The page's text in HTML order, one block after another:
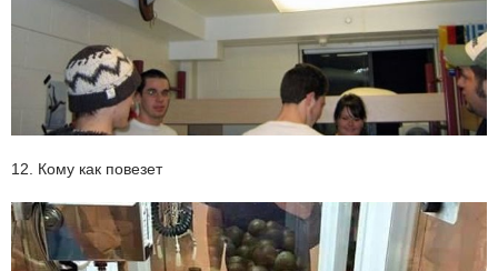
12. Кому как повезет